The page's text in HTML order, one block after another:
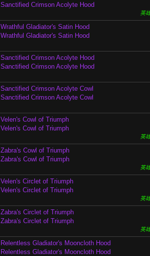
Sanctified Crimson Acolyte Hood
英
Wrathful Gladiator's Satin Hood
Wrathful Gladiator's Satin Hood
Sanctified Crimson Acolyte Hood
Sanctified Crimson Acolyte Hood
Sanctified Crimson Acolyte Cowl
Sanctified Crimson Acolyte Cowl
Velen's Cowl of Triumph
Velen's Cowl of Triumph
英
Zabra's Cowl of Triumph
Zabra's Cowl of Triumph
英
Velen's Circlet of Triumph
Velen's Circlet of Triumph
英
Zabra's Circlet of Triumph
Zabra's Circlet of Triumph
英
Relentless Gladiator's Mooncloth Hood
Relentless Gladiator's Mooncloth Hood